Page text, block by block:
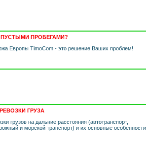
ПРОБЕГАМИ?
Европы TimoCom - это решение Ваших проблем!
ГРУЗА
грузов на дальние расстояния (автотранспорт,
и морской транспорт) и их основные особенности